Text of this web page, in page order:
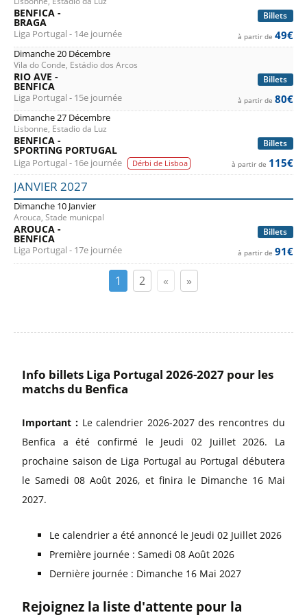
Billets
BENFICA -
BRAGA
Liga Portugal - 14e journée à partir de 49€
Dimanche 20 Décembre
Vila do Conde, Estádio dos Arcos
Billets
RIO AVE -
BENFICA
Liga Portugal - 15e journée à partir de 80€
Dimanche 27 Décembre
Lisbonne, Estadio da Luz
Billets
BENFICA -
SPORTING PORTUGAL
Liga Portugal - 16e journée Dérbi de Lisboa à partir de 115€
JANVIER 2027
Dimanche 10 Janvier
Arouca, Stade municpal
Billets
AROUCA -
BENFICA
Liga Portugal - 17e journée à partir de 91€
1 2 « »
Info billets Liga Portugal 2026-2027 pour les
matchs du Benfica
Important :Le calendrier 2026-2027 des rencontres du
Benfica a été confirmé le Jeudi 02 Juillet 2026. La
prochaine saison de Liga Portugal au Portugal débutera
le Samedi 08 Août 2026, et finira le Dimanche 16 Mai
2027.
Le calendrier a été annoncé le Jeudi 02 Juillet 2026
Première journée : Samedi 08 Août 2026
Dernière journée : Dimanche 16 Mai 2027
Rejoignez la liste d'attente pour la